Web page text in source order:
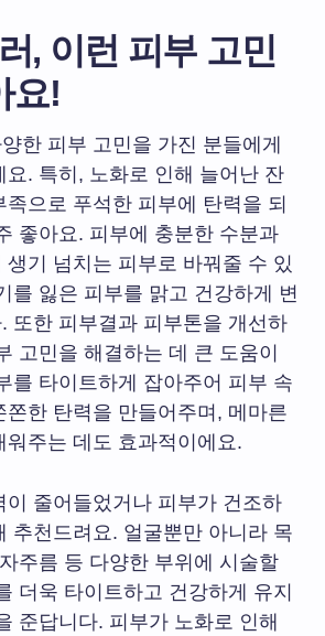
, 이런 피부 고민
요!
한 피부 고민을 가진 분들에게
요. 특히, 노화로 인해 늘어난 잔
으로 푸석한 피부에 탄력을 되
좋아요. 피부에 충분한 수분과
생기 넘치는 피부로 바꿔줄 수 있
를 잃은 피부를 맑고 건강하게 변
또한 피부결과 피부톤을 개선하
고민을 해결하는 데 큰 도움이
를 타이트하게 잡아주어 피부 속
쫀한 탄력을 만들어주며, 메마른
워주는 데도 효과적이에요.
이 줄어들었거나 피부가 건조하
추천드려요. 얼굴뿐만 아니라 목
주름 등 다양한 부위에 시술할
더욱 타이트하고 건강하게 유지
준답니다. 피부가 노화로 인해